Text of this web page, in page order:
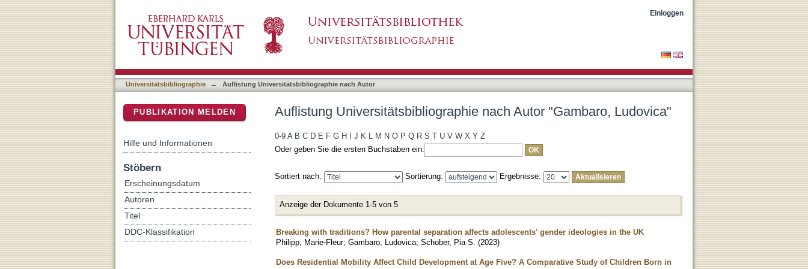
Einloggen
Universitätsbibliographie → Auflistung Universitätsbibliographie nach Autor
Auflistung Universitätsbibliographie nach Autor "Gambaro, Ludovica"
0-9 A B C D E F G H J K L M N O P Q R S T U V W X Y Z
Oder geben Sie die ersten Buchstaben ein:
Sortiert nach: Sortierung: Ergebnisse:
Anzeige der Dokumente 1-5 von 5
Breaking with traditions? How parental separation affects adolescents' gender ideologies in the UK
Philipp, Marie-Fleur; Gambaro, Ludovica; Schober, Pia S. (2023)
Does Residential Mobility Affect Child Development at Age Five? A Comparative Study of Children Born in
PUBLIKATION MELDEN
Hilfe und Informationen
Stöbern
Erscheinungsdatum
Autoren
Titel
DDC-Klassifikation